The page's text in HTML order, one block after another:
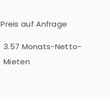
Preis auf Anfrage
3.57 Monats-Netto-
Mieten